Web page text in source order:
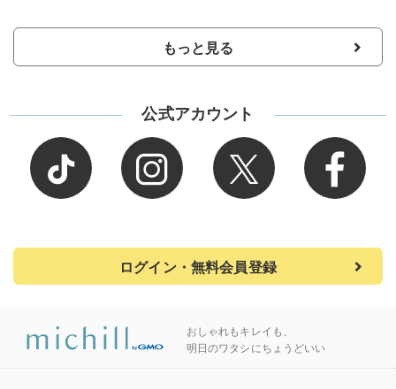
もっと見る
公式アカウント
ログイン・無料会員登録
おしゃれもキレイも、
明日のワタシにちょうどいい